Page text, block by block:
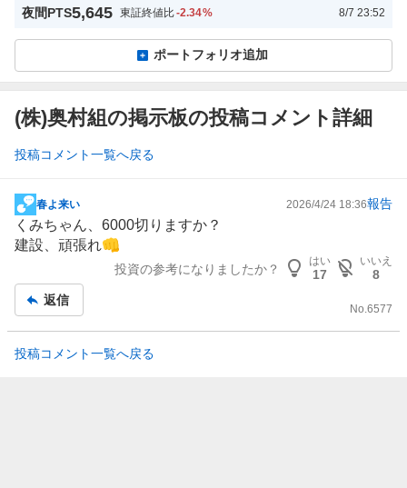
夜間PTS5,645 東証終値比-2.34% 8/7 23:52
ポートフォリオ追加
(株)奥村組の掲示板の投稿コメント詳細
投稿コメント一覧へ戻る
掲
示
板
春よ来い 2026/4/24 18:36報告
くみちゃん、6000切りますか？
建設 、頑張れ👊
投資の参考になりましたか？
はい
17
いいえ
8
返信
No.6577
投稿コメント一覧へ戻る